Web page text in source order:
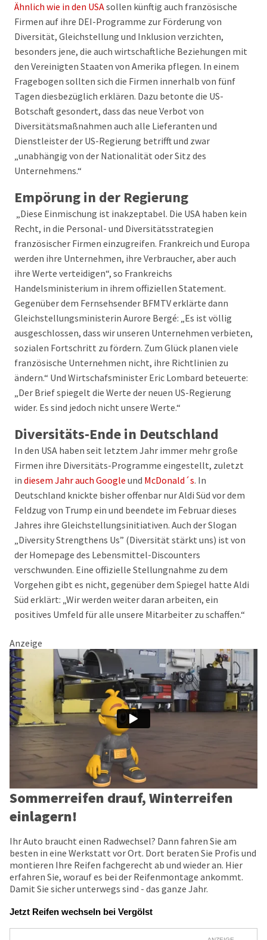
Ähnlich wie in den USAsollen künftig auch französische
Firmen auf ihre DEI-Programme zur Förderung von
Diversität, Gleichstellung und Inklusion verzichten,
besonders jene, die auch wirtschaftliche Beziehungen mit
den Vereinigten Staaten von Amerika pflegen. In einem
Fragebogen sollten sich die Firmen innerhalb von fünf
Tagen diesbezüglich erklären. Dazu betonte die US-
Botschaft gesondert, dass das neue Verbot von
Diversitätsmaßnahmen auch alle Lieferanten und
Dienstleister der US-Regierung betrifft und zwar
„unabhängig von der Nationalität oder Sitz des
Unternehmens.“
Empörung in der Regierung
„Diese Einmischung ist inakzeptabel. Die USA haben kein
Recht, in die Personal- und Diversitätsstrategien
französischer Firmen einzugreifen. Frankreich und Europa
werden ihre Unternehmen, ihre Verbraucher, aber auch
ihre Werte verteidigen“, so Frankreichs
Handelsministerium in ihrem offiziellen Statement.
Gegenüber dem Fernsehsender BFMTV erklärte dann
Gleichstellungsministerin Aurore Bergé: „Es ist völlig
ausgeschlossen, dass wir unseren Unternehmen verbieten,
sozialen Fortschritt zu fördern. Zum Glück planen viele
französische Unternehmen nicht, ihre Richtlinien zu
ändern.“ Und Wirtschafsminister Eric Lombard beteuerte:
„Der Brief spiegelt die Werte der neuen US-Regierung
wider. Es sind jedoch nicht unsere Werte.“
Diversitäts-Ende in Deutschland
In den USA haben seit letztem Jahr immer mehr große
Firmen ihre Diversitäts-Programme eingestellt, zuletzt
in diesem Jahr auch Google und McDonald´s. In
Deutschland knickte bisher offenbar nur Aldi Süd vor dem
Feldzug von Trump ein und beendete im Februar dieses
Jahres ihre Gleichstellungsinitiativen. Auch der Slogan
„Diversity Strengthens Us” (Diversität stärkt uns) ist von
der Homepage des Lebensmittel-Discounters
verschwunden. Eine offizielle Stellungnahme zu dem
Vorgehen gibt es nicht, gegenüber dem Spiegel hatte Aldi
Süd erklärt: „Wir werden weiter daran arbeiten, ein
positives Umfeld für alle unsere Mitarbeiter zu schaffen.“
Anzeige
Sommerreifen drauf, Winterreifen
einlagern!
Ihr Auto braucht einen Radwechsel? Dann fahren Sie am
besten in eine Werkstatt vor Ort. Dort beraten Sie Profis und
montieren Ihre Reifen fachgerecht ab und wieder an. Hier
erfahren Sie, worauf es bei der Reifenmontage ankommt.
Damit Sie sicher unterwegs sind - das ganze Jahr.
Jetzt Reifen wechseln bei Vergölst